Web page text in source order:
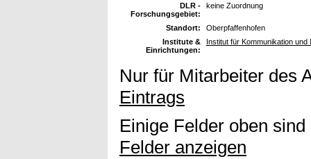
DLR -
Forschungsgebiet:
keine Zuordnung
Standort:
Oberpfaffenhofen
Institute &
Einrichtungen:
Institut für Kommunikation
Nur für Mitarbeiter des
Eintrags
Einige Felder oben
Felder anzeigen